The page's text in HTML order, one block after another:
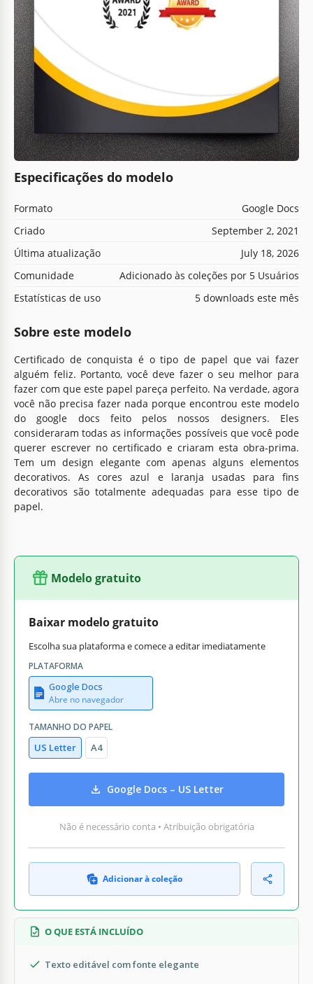
Especificações do modelo
Formato
Google Docs
Criado
September 2, 2021
Última atualização
July 18, 2026
Comunidade
Adicionado às coleções por 5 Usuários
Estatísticas de uso
5 downloads este mês
Sobre este modelo
Certificado de conquista é o tipo de papel que vai fazer
alguém feliz. Portanto, você deve fazer o seu melhor para
fazer com que este papel pareça perfeito. Na verdade, agora
você não precisa fazer nada porque encontrou este modelo
do google docs feito pelos nossos designers. Eles
consideraram todas as informações possíveis que você pode
querer escrever no certificado e criaram esta obra-prima.
Tem um design elegante com apenas alguns elementos
decorativos. As cores azul e laranja usadas para fins
decorativos são totalmente adequadas para esse tipo de
papel.
Modelo gratuito
Baixar modelo gratuito
Escolha sua plataforma e comece a editar imediatamente
PLATAFORMA
Google Docs
Abre no navegador
TAMANHO DO PAPEL
US Letter A4
Google Docs – US Letter
Não é necessário conta • Atribuição obrigatória
Adicionar à coleção
O QUE ESTÁ INCLUÍDO
Texto editável com fonte elegante